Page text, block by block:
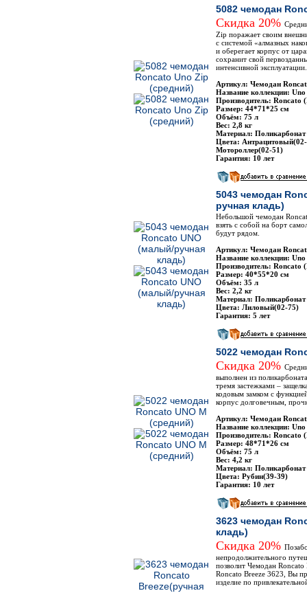
5082 чемодан
Скидка 20%
Zip поражает своим
с системой «алмазных
и оберегает корпус от
сохранит свой
интенсивной эксплуатации.
Артикул: Чемодан
Название коллекции:
Производитель: Roncato
Размер: 44*71*25 см
Объём: 75 л
Вес: 2,8 кг
Материал: Поликарбонат
Цвета:
Мотороллер(02-51)
Гарантия: 10 лет
5043 чемодан
ручная кладь)
Небольшой чемодан
взять с собой на борт
будут рядом.
Артикул: Чемодан
Название коллекции: Uno
Производитель: Roncato
Размер: 40*55*20 см
Объём: 35 л
Вес: 2,2 кг
Материал: Поликарбонат
Цвета: Лиловый(02-75)
Гарантия: 5 лет
5022 чемодан
Скидка 20%
выполнен из
тремя застежками –
кодовым замком с
корпус долговечным,
Артикул: Чемодан
Название коллекции: Uno
Производитель: Roncato
Размер: 48*71*26 см
Объём: 75 л
Вес: 4,2 кг
Материал: Поликарбонат
Цвета: Рубин(39-39)
Гарантия: 10 лет
3623 чемодан
кладь)
Скидка 20%
непродолжительного
позволит Чемодан
Roncato Breeze 3623, Вы
изделие по